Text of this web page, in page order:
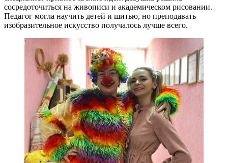
сосредоточиться на живописи и академическом рисовании.
Педагог могла научить детей и шитью, но преподавать
изобразительное искусство получалось лучше всего.